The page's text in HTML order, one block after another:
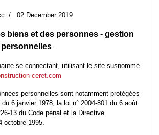
02 December 2019
biens et des personnes - gestion
:
se connectant, utilisant le site susnommé
ceret.com
personnelles sont notamment protégées
du 6 janvier 1978, la loi n° 2004-801 du 6 août
13 du Code pénal et la Directive
octobre 1995.